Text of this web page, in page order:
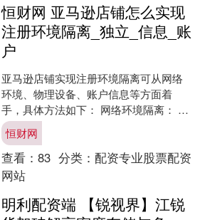
恒财网 亚马逊店铺怎么实现
注册环境隔离_独立_信息_账
户
亚马逊店铺实现注册环境隔离可从网络
环境、物理设备、账户信息等方面着
手，具体方法如下： 网络环境隔离： 使
用丁卯云远程电脑：为每个店铺配备独
立的宽带网络和电脑设备....
恒财网
查看： 83 分类： 配资专业股票配资
网站
明利配资端 【锐视界】江锐